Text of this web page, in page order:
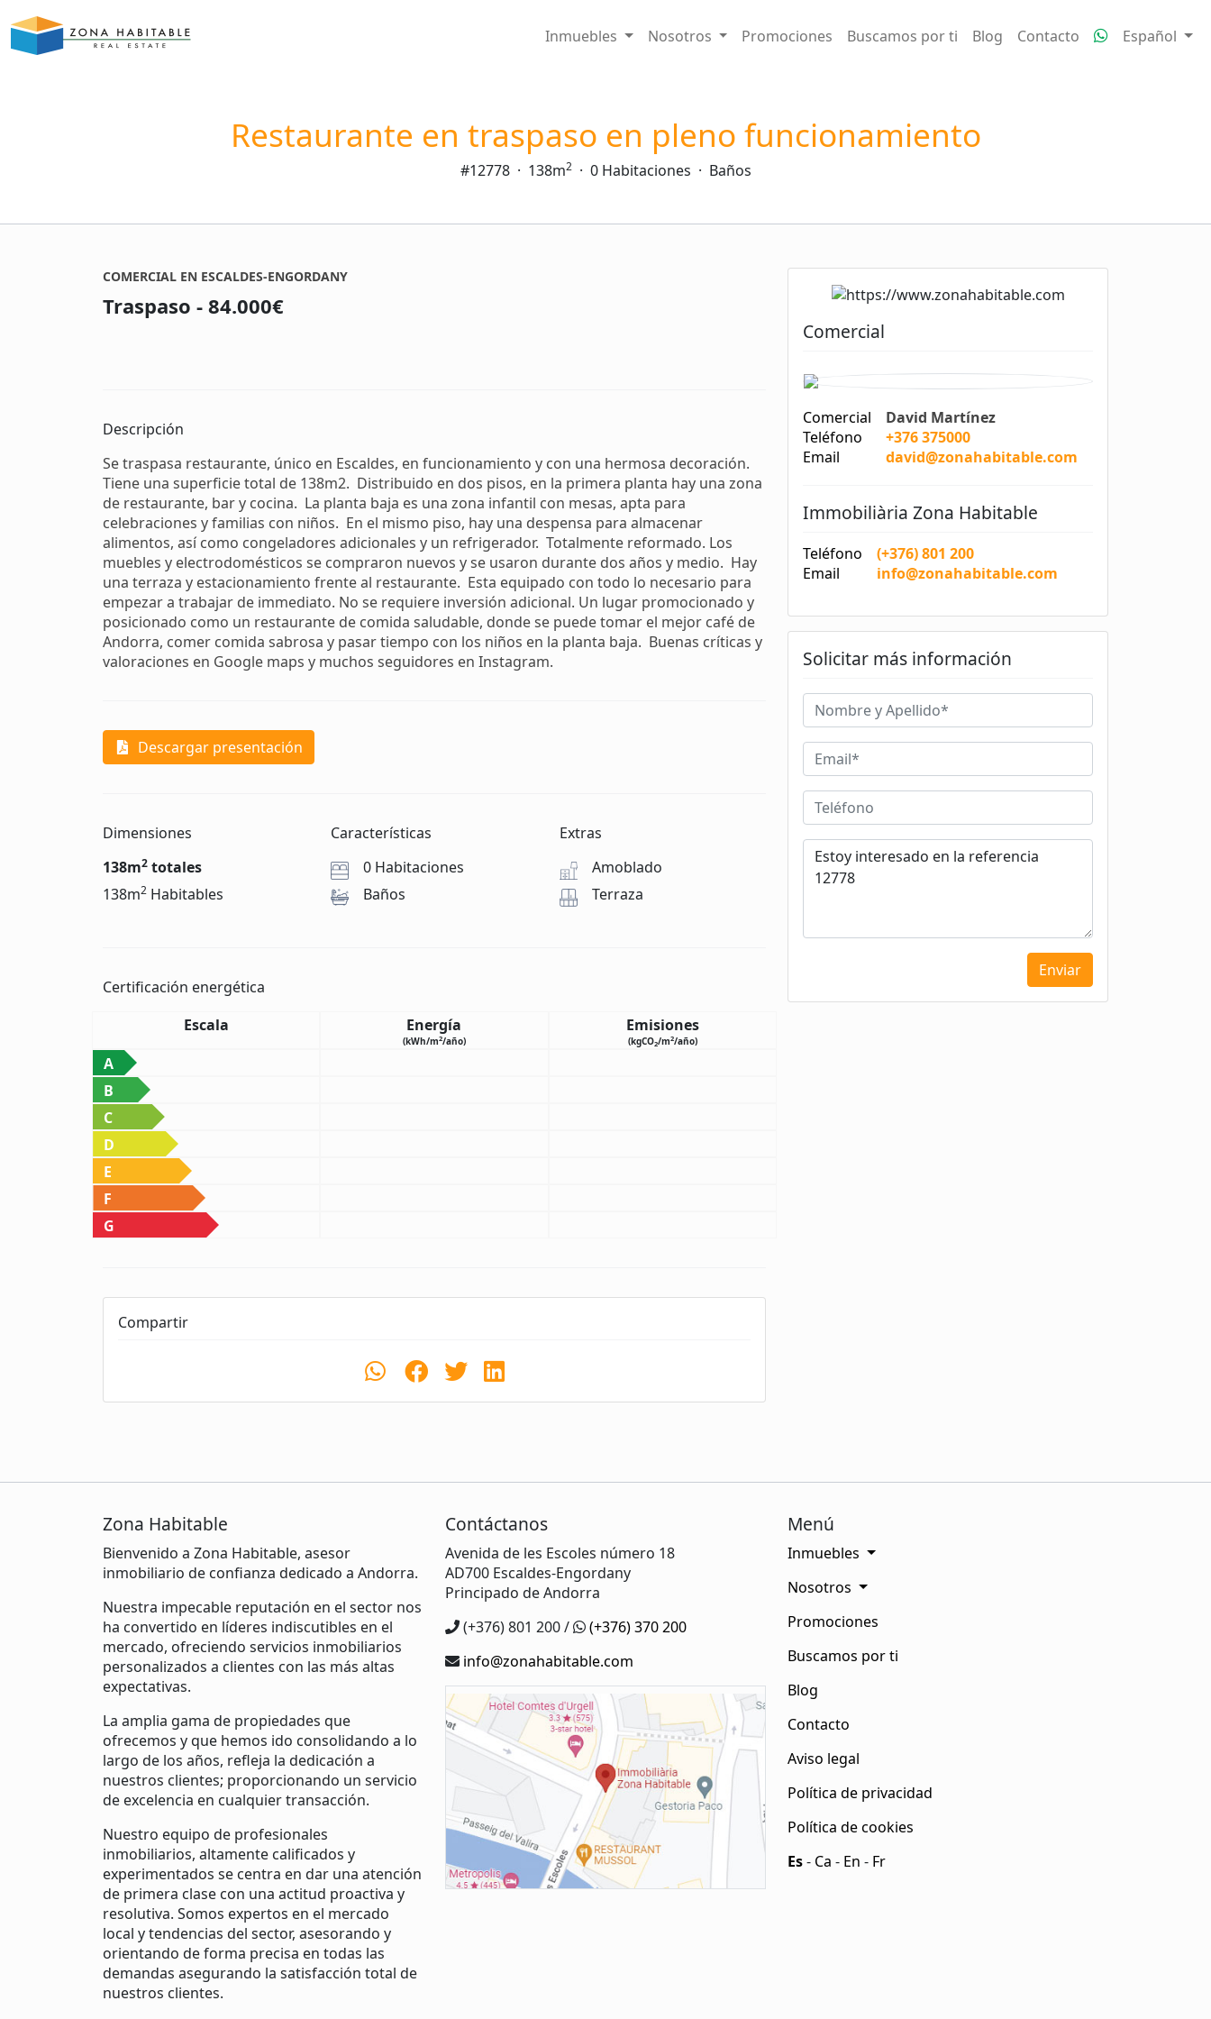
Inmuebles Nosotros Promociones Buscamos por ti Blog Contacto Español
Restaurante en traspaso en pleno funcionamiento
#12778 · 138m2 · 0 Habitaciones · Baños
COMERCIAL EN ESCALDES-ENGORDANY
Traspaso - 84.000€
Descripción
Se traspasa restaurante, único en Escaldes, en funcionamiento y con una hermosa decoración.
Tiene una superficie total de 138m2. Distribuido en dos pisos, en la primera planta hay una zona
de restaurante, bar y cocina. La planta baja es una zona infantil con mesas, apta para
celebraciones y familias con niños. En el mismo piso, hay una despensa para almacenar
alimentos, así como congeladores adicionales y un refrigerador. Totalmente reformado. Los
muebles y electrodomésticos se compraron nuevos y se usaron durante dos años y medio. Hay
una terraza y estacionamiento frente al restaurante. Esta equipado con todo lo necesario para
empezar a trabajar de immediato. No se requiere inversión adicional. Un lugar promocionado y
posicionado como un restaurante de comida saludable, donde se puede tomar el mejor café de
Andorra, comer comida sabrosa y pasar tiempo con los niños en la planta baja. Buenas críticas y
valoraciones en Google maps y muchos seguidores en Instagram.
Descargar presentación
Dimensiones
138m2 totales
138m2 Habitables
Características
0 Habitaciones
Baños
Extras
Amoblado
Terraza
Certificación energética
Escala
Energía
(kWh/m2/año)
Emisiones
(kgCO2/m2/año)
A
B
C
D
E
F
G
Compartir
Comercial
Comercial
David Martínez
Teléfono
+376 375000
Email
david@zonahabitable.com
Immobiliària Zona Habitable
Teléfono
(+376) 801 200
Email
info@zonahabitable.com
Solicitar más información
Enviar
Zona Habitable
Bienvenido a Zona Habitable, asesor
inmobiliario de confianza dedicado a Andorra.
Nuestra impecable reputación en el sector nos
ha convertido en líderes indiscutibles en el
mercado, ofreciendo servicios inmobiliarios
personalizados a clientes con las más altas
expectativas.
La amplia gama de propiedades que
ofrecemos y que hemos ido consolidando a lo
largo de los años, refleja la dedicación a
nuestros clientes; proporcionando un servicio
de excelencia en cualquier transacción.
Nuestro equipo de profesionales
inmobiliarios, altamente calificados y
experimentados se centra en dar una atención
de primera clase con una actitud proactiva y
resolutiva. Somos expertos en el mercado
local y tendencias del sector, asesorando y
orientando de forma precisa en todas las
demandas asegurando la satisfacción total de
nuestros clientes.
Contáctanos
Avenida de les Escoles número 18
AD700 Escaldes-Engordany
Principado de Andorra
(+376) 801 200 /
(+376) 370 200
info@zonahabitable.com
Menú
Inmuebles
Nosotros
Promociones
Buscamos por ti
Blog
Contacto
Aviso legal
Política de privacidad
Política de cookies
Es- Ca - En - Fr